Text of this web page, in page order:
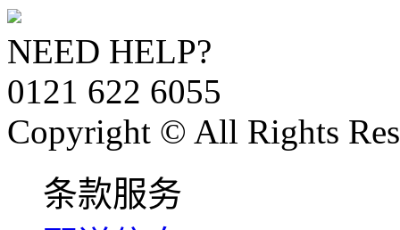
NEED HELP?
0121 622 6055
Copyright © All Rights
条款服务